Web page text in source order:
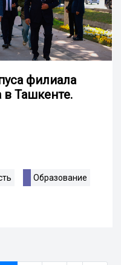
филиала
Ташкенте.
Образование